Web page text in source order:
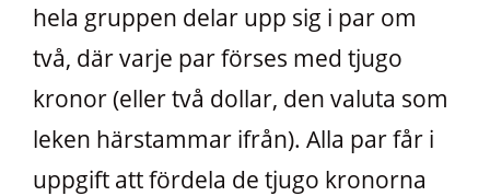
hela gruppen delar upp sig i par om
två, där varje par förses med tjugo
kronor (eller två dollar, den valuta som
leken härstammar ifrån). Alla par får i
uppgift att fördela de tjugo kronorna